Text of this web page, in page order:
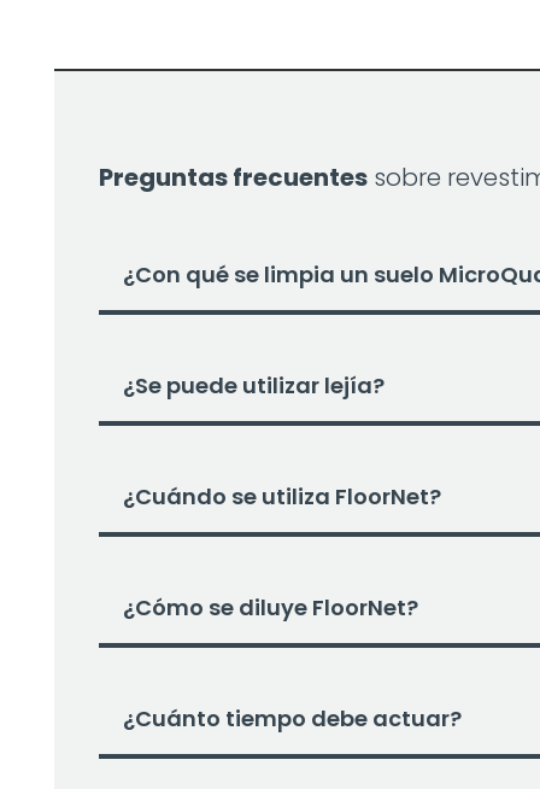
Preguntas frecuentes sobre
¿Con qué se limpia un suelo
¿Se puede utilizar lejía?
¿Cuándo se utiliza FloorNet?
¿Cómo se diluye FloorNet?
¿Cuánto tiempo debe actuar?